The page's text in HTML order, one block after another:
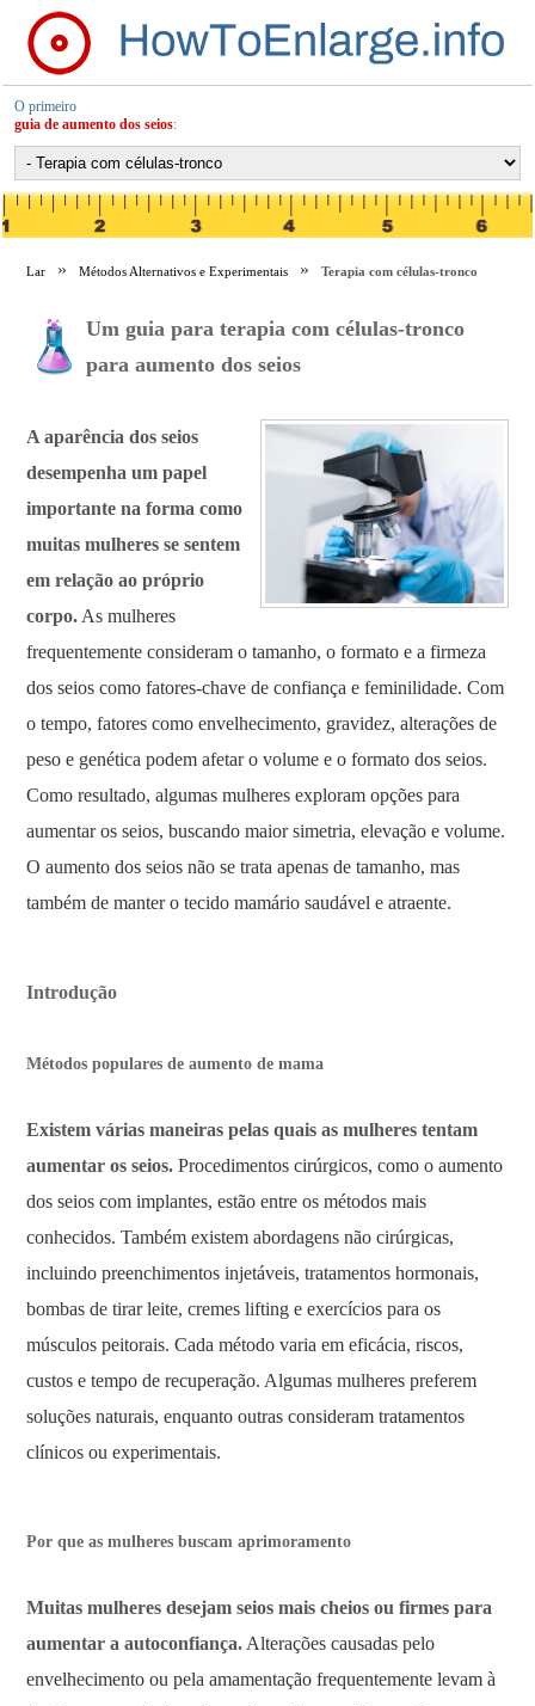
O primeiro
guia de aumento dos seios:
Lar Métodos Alternativos e Experimentais Terapia com células-tronco
Um guia para terapia com células-tronco
para aumento dos seios
A aparência dos seios
desempenha um papel
importante na forma como
muitas mulheres se sentem
em relação ao próprio
corpo. As mulheres
frequentemente consideram o tamanho, o formato e a firmeza
dos seios como fatores-chave de confiança e feminilidade. Com
o tempo, fatores como envelhecimento, gravidez, alterações de
peso e genética podem afetar o volume e o formato dos seios.
Como resultado, algumas mulheres exploram opções para
aumentar os seios, buscando maior simetria, elevação e volume.
O aumento dos seios não se trata apenas de tamanho, mas
também de manter o tecido mamário saudável e atraente.
Introdução
Métodos populares de aumento de mama
Existem várias maneiras pelas quais as mulheres tentam
aumentar os seios. Procedimentos cirúrgicos, como o aumento
dos seios com implantes, estão entre os métodos mais
conhecidos. Também existem abordagens não cirúrgicas,
incluindo preenchimentos injetáveis, tratamentos hormonais,
bombas de tirar leite, cremes lifting e exercícios para os
músculos peitorais. Cada método varia em eficácia, riscos,
custos e tempo de recuperação. Algumas mulheres preferem
soluções naturais, enquanto outras consideram tratamentos
clínicos ou experimentais.
Por que as mulheres buscam aprimoramento
Muitas mulheres desejam seios mais cheios ou firmes para
aumentar a autoconfiança. Alterações causadas pelo
envelhecimento ou pela amamentação frequentemente levam à